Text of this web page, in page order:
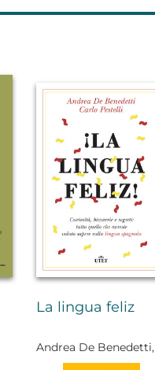
La lingua feliz
Andrea De Benedetti,
Carlo Pestelli